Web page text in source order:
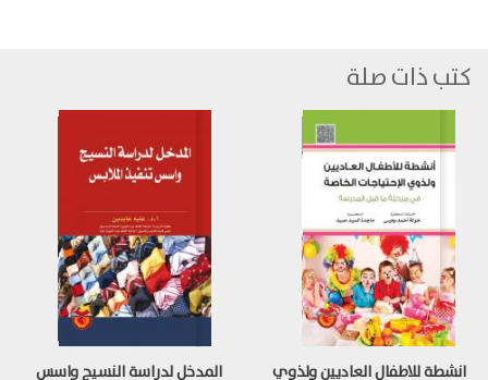
كتب ذات صلة
انشطة للاطفال العاديين ولذوي
المدخل لدراسة النسيج واسس